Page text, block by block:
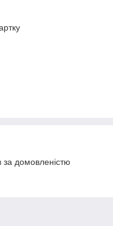
домовленістю